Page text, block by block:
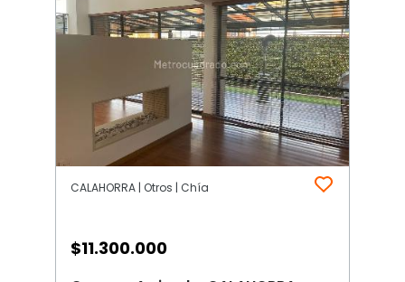
CALAHORRA | Otros | Chía
$11.300.000